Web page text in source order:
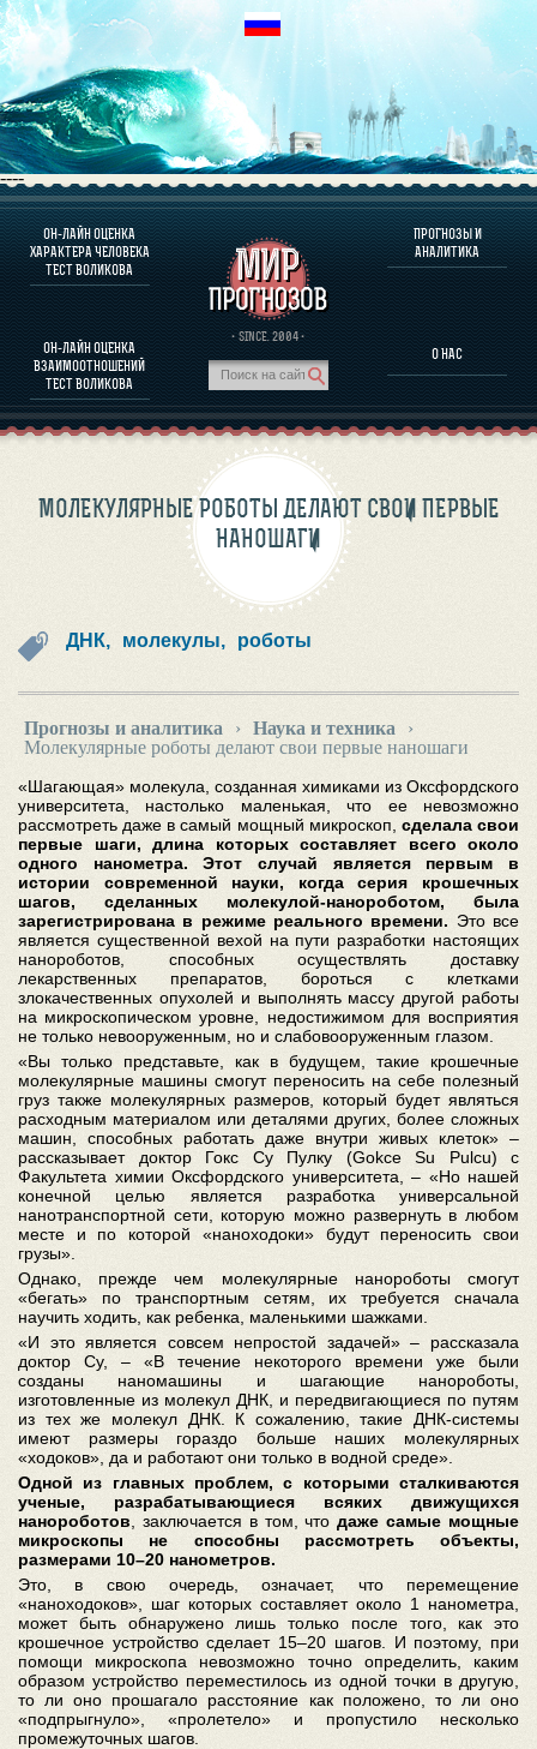
----
ОН-ЛАЙН ОЦЕНКА
ХАРАКТЕРА ЧЕЛОВЕКА
ТЕСТ ВОЛИКОВА
ОН-ЛАЙН ОЦЕНКА
ВЗАИМООТНОШЕНИЙ
ТЕСТ ВОЛИКОВА
· SINCE. 2004 ·
ПРОГНОЗЫ И
АНАЛИТИКА
О НАС
О ПРОГРАММЕ
ОЦЕНКА ХАРАКТЕРA ЧЕЛОВЕКА
ОЦЕНКА ХАРАКТЕРА ВЫДАЮЩИХСЯ ЛИЧНОСТЕЙ
О ПРОГРАММЕ
ПРОГНОЗЫ И АНАЛИТИКА
МОЛЕКУЛЯРНЫЕ РОБОТЫ ДЕЛАЮТ СВОИ ПЕРВЫЕ
НАНОШАГИ
ДНК, молекулы, роботы
Прогнозы и аналитика › Наука и техника
›
Молекулярные роботы делают свои первые наношаги
«Шагающая» молекула, созданная химиками из Оксфордского
университета, настолько маленькая, что ее невозможно
рассмотреть даже в самый мощный микроскоп, сделала свои
первые шаги, длина которых составляет всего около
одного нанометра. Этот случай является первым в
истории современной науки, когда серия крошечных
шагов, сделанных молекулой-нанороботом, была
зарегистрирована в режиме реального времени. Это все
является существенной вехой на пути разработки настоящих
нанороботов, способных осуществлять доставку
лекарственных препаратов, бороться с клетками
злокачественных опухолей и выполнять массу другой работы
на микроскопическом уровне, недостижимом для восприятия
не только невооруженным, но и слабовооруженным глазом.
«Вы только представьте, как в будущем, такие крошечные
молекулярные машины смогут переносить на себе полезный
груз также молекулярных размеров, который будет являться
расходным материалом или деталями других, более сложных
машин, способных работать даже внутри живых клеток» –
рассказывает доктор Гокс Су Пулку (Gokce Su Pulcu) с
Факультета химии Оксфордского университета, – «Но нашей
конечной целью является разработка универсальной
нанотранспортной сети, которую можно развернуть в любом
месте и по которой «наноходоки» будут переносить свои
грузы»
Однако, прежде чем молекулярные нанороботы смогут
«бегать» по транспортным сетям, их требуется сначала
научить ходить, как ребенка, маленькими шажками.
«И это является совсем непростой задачей» – рассказала
доктор Су, – «В течение некоторого времени уже были
созданы наномашины и шагающие нанороботы,
изготовленные из молекул ДНК, и передвигающиеся по путям
из тех же молекул ДНК. К сожалению, такие ДНК-системы
имеют размеры гораздо больше наших молекулярных
«ходоков», да и работают они только в водной среде»
Одной из главных проблем, с которыми сталкиваются
ученые, разрабатывающиеся всяких движущихся
нанороботов , заключается в том, чтодаже самые мощные
микроскопы не способны рассмотреть объекты,
размерами 10–20 нанометров.
Это, в свою очередь, означает, что перемещение
«наноходоков», шаг которых составляет около 1 нанометра,
может быть обнаружено лишь только после того, как это
крошечное устройство сделает 15–20 шагов. И поэтому, при
помощи микроскопа невозможно точно определить, каким
образом устройство переместилось из одной точки в другую,
то ли оно прошагало расстояние как положено, то ли оно
«подпрыгнуло», «пролетело» и пропустило несколько
промежуточных шагов.